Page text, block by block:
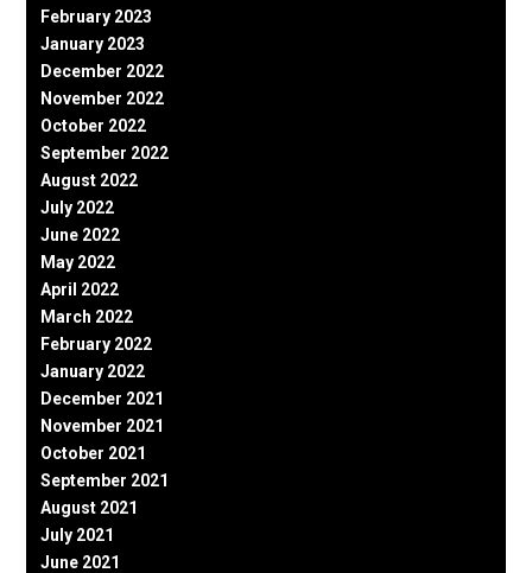
February 2023
January 2023
December 2022
November 2022
October 2022
September 2022
August 2022
July 2022
June 2022
May 2022
April 2022
March 2022
February 2022
January 2022
December 2021
November 2021
October 2021
September 2021
August 2021
July 2021
June 2021